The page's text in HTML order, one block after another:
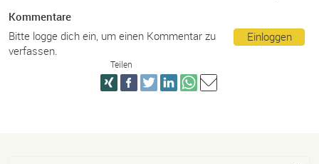
Kommentare
Einloggen
Bitte logge dich ein, um einen Kommentar zu
verfassen.
Teilen